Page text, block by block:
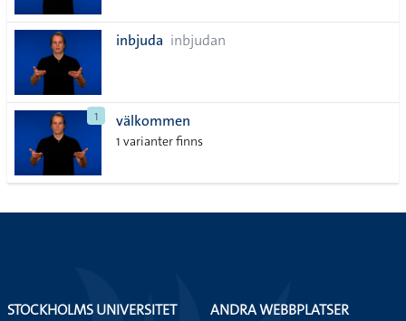
inbjuda inbjudan
1 välkommen
1 varianter finns
STOCKHOLMS UNIVERSITET
ANDRA WEBBPLATSER